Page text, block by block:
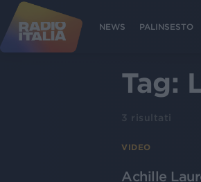
NEWS PALINSESTO
Tag:
3 risultati
VIDEO
Achille